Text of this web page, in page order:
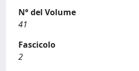
N° del Volume
41
Fascicolo
2